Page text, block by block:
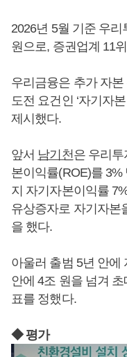
2026년 5월 기준 우
원으로, 증권업계 11
우리금융은 추가 자
도전 요건인 ‘자기자
제시했다.
앞서 남기천은 우리
본이익률(ROE)를
지 자기자본이익률
유상증자로 자기자본
을 했다.
아울러 출범 5년 안에
안에 4조 원을 넘겨
표를 정했다.
◆ 평가